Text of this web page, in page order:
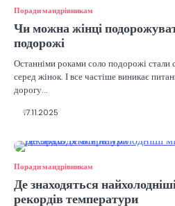
Поради мандрівникам
Чи можна жінці
подорожі
Останніми роками соло подорожі
серед жінок. І все частіше виникає
дорогу…
17.11.2025
Поради мандрівникам
Де знаходяться
рекордів температури